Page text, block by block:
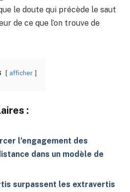
le doute qui précède le saut
de ce que l’on trouve de
afficher
:
l’engagement des
dans un modèle de
surpassent les extravertis